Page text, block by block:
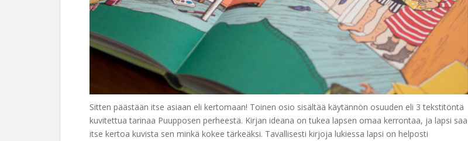
Sitten päästään itse asiaan eli kertomaan! Toinen osio sisältää käytännön osuuden eli 3 tekstitöntä
kuvitettua tarinaa Puupposen perheestä. Kirjan ideana on tukea lapsen omaa kerrontaa, ja lapsi saa
itse kertoa kuvista sen minkä kokee tärkeäksi. Tavallisesti kirjoja lukiessa lapsi on helposti